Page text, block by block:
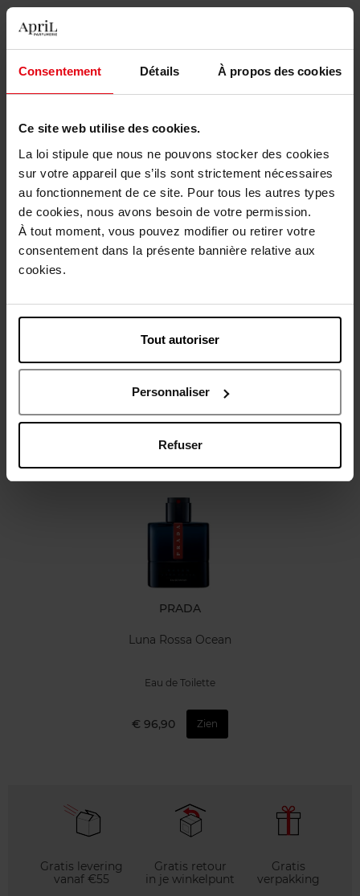
Consentement Détails À propos des cookies
Ce site web utilise des cookies.
La loi stipule que nous ne pouvons stocker des cookies
sur votre appareil que s’ils sont strictement nécessaires
au fonctionnement de ce site. Pour tous les autres types
de cookies, nous avons besoin de votre permission.
À tout moment, vous pouvez modifier ou retirer votre
consentement dans la présente bannière relative aux
cookies.
Tout autoriser
Personnaliser
Refuser
Voorradig
Beschrijving
Karakteristieken
Nog iets vergeten ?
PRADA
Luna Rossa Ocean
Eau de Toilette
€ 96,90 Zien
Gratis levering
vanaf €55
Gratis retour
in je winkelpunt
Gratis
verpakking